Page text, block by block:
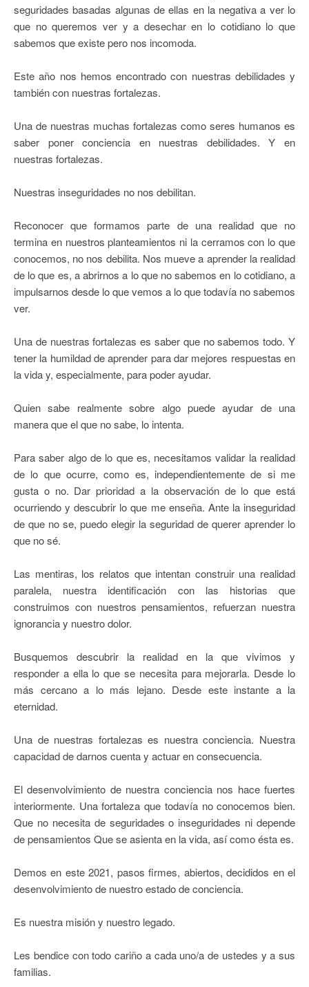
seguridades basadas algunas de ellas en la negativa a ver lo
que no queremos ver y a desechar en lo cotidiano lo que
sabemos que existe pero nos incomoda.
Este año nos hemos encontrado con nuestras debilidades y
también con nuestras fortalezas.
Una de nuestras muchas fortalezas como seres humanos es
saber poner conciencia en nuestras debilidades. Y en
nuestras fortalezas.
Nuestras inseguridades no nos debilitan.
Reconocer que formamos parte de una realidad que no
termina en nuestros planteamientos ni la cerramos con lo que
conocemos, no nos debilita. Nos mueve a aprender la realidad
de lo que es, a abrirnos a lo que no sabemos en lo cotidiano, a
impulsarnos desde lo que vemos a lo que todavía no sabemos
ver.
Una de nuestras fortalezas es saber que no sabemos todo. Y
tener la humildad de aprender para dar mejores respuestas en
la vida y, especialmente, para poder ayudar.
Quien sabe realmente sobre algo puede ayudar de una
manera que el que no sabe, lo intenta.
Para saber algo de lo que es, necesitamos validar la realidad
de lo que ocurre, como es, independientemente de si me
gusta o no. Dar prioridad a la observación de lo que está
ocurriendo y descubrir lo que me enseña. Ante la inseguridad
de que no se, puedo elegir la seguridad de querer aprender lo
que no sé.
Las mentiras, los relatos que intentan construir una realidad
paralela, nuestra identificación con las historias que
construimos con nuestros pensamientos, refuerzan nuestra
ignorancia y nuestro dolor.
Busquemos descubrir la realidad en la que vivimos y
responder a ella lo que se necesita para mejorarla. Desde lo
más cercano a lo más lejano. Desde este instante a la
eternidad.
Una de nuestras fortalezas es nuestra conciencia. Nuestra
capacidad de darnos cuenta y actuar en consecuencia.
El desenvolvimiento de nuestra conciencia nos hace fuertes
interiormente. Una fortaleza que todavía no conocemos bien.
Que no necesita de seguridades o inseguridades ni depende
de pensamientos Que se asienta en la vida, así como ésta es.
Demos en este 2021, pasos firmes, abiertos, decididos en el
desenvolvimiento de nuestro estado de conciencia.
Es nuestra misión y nuestro legado.
Les bendice con todo cariño a cada uno/a de ustedes y a sus
familias.